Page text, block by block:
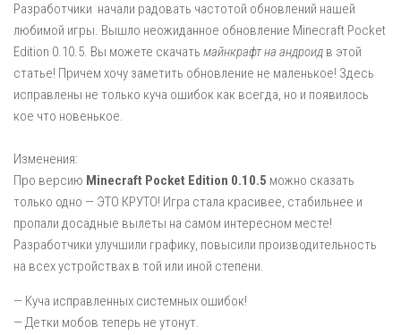
Разработчики начали радовать частотой обновлений нашей
любимой игры. Вышло неожиданное обновление Minecraft Pocket
Edition 0.10.5. Вы можете скачать майнкрафт на андроид в этой
статье! Причем хочу заметить обновление не маленькое! Здесь
исправлены не только куча ошибок как всегда, но и появилось
кое что новенькое.
Изменения:
Про версию Minecraft Pocket Edition 0.10.5 можно сказать
только одно — ЭТО КРУТО! Игра стала красивее, стабильнее и
пропали досадные вылеты на самом интересном месте!
Разработчики улучшили графику, повысили производительность
на всех устройствах в той или иной степени.
— Куча исправленных системных ошибок!
— Детки мобов теперь не утонут.